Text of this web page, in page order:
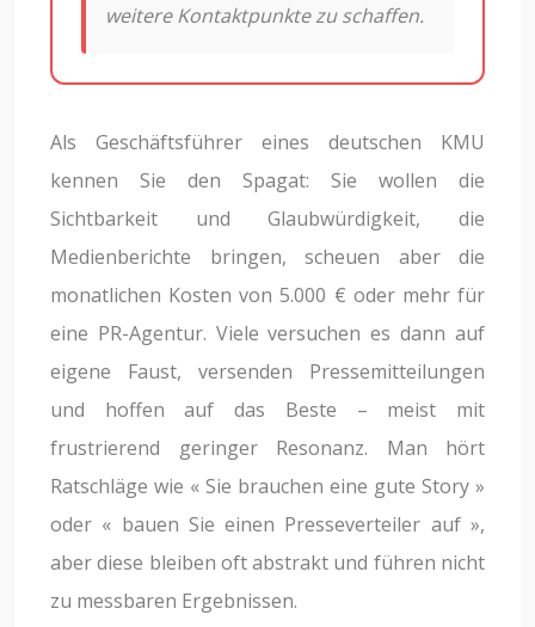
weitere Kontaktpunkte zu schaffen.
Als Geschäftsführer eines deutschen KMU
kennen Sie den Spagat: Sie wollen die
Sichtbarkeit und Glaubwürdigkeit, die
Medienberichte bringen, scheuen aber die
monatlichen Kosten von 5.000 € oder mehr für
eine PR-Agentur. Viele versuchen es dann auf
eigene Faust, versenden Pressemitteilungen
und hoffen auf das Beste – meist mit
frustrierend geringer Resonanz. Man hört
Ratschläge wie « Sie brauchen eine gute Story »
oder « bauen Sie einen Presseverteiler auf »,
aber diese bleiben oft abstrakt und führen nicht
zu messbaren Ergebnissen.